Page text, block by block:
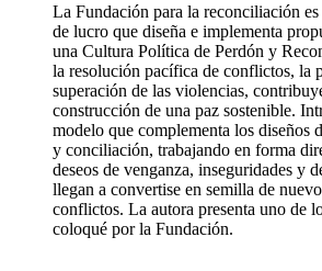
La Fundación para la reconciliación
de lucro que diseña e implementa
una Cultura Política de Perdón y
la resolución pacífica de conflictos, la
superación de las violencias,
construcción de una paz sostenible.
modelo que complementa los diseños
y conciliación, trabajando en forma
deseos de venganza, inseguridades y
llegan a convertise en semilla de
conflictos. La autora presenta uno de
coloqué por la Fundación.